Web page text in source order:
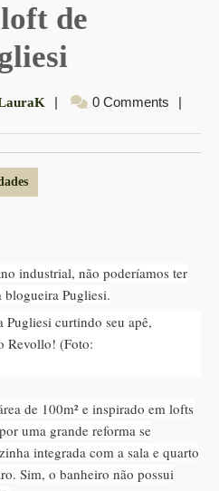
de
LauraK
| 0 Comments |
industrial, não poderíamos ter
Pugliesi.
de 100m² e inspirado em lofts
uma grande reforma se
integrada com a sala e quarto
Sim, o banheiro não possui